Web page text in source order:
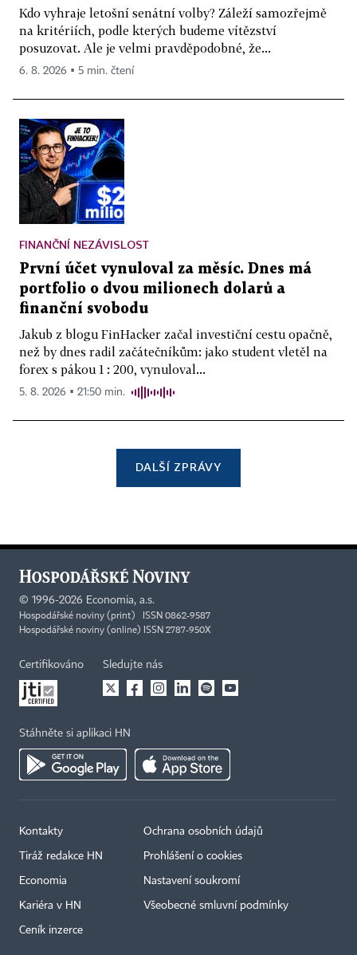
Kdo vyhraje letošní senátní volby? Záleží samozřejmě
na kritériích, podle kterých budeme vítězství
posuzovat. Ale je velmi pravděpodobné, že...
6. 8. 2026 ▪ 5 min. čtení
FINANČNÍ NEZÁVISLOST
První účet vynuloval za měsíc. Dnes má
portfolio o dvou milionech dolarů a
finanční svobodu
Jakub z blogu FinHacker začal investiční cestu opačně,
než by dnes radil začátečníkům: jako student vletěl na
forex s pákou 1 : 200, vynuloval...
5. 8. 2026 ▪ 21:50 min.
DALŠÍ ZPRÁVY
© 1996-2026 Economia, a.s.
Hospodářské noviny (print) ISSN 0862-9587
Hospodářské noviny (online) ISSN 2787-950X
Certifikováno Sledujte nás
Stáhněte si aplikaci HN
Kontakty
Tiráž redakce HN
Economia
Kariéra v HN
Ceník inzerce
Ochrana osobních údajů
Prohlášení o cookies
Nastavení soukromí
Všeobecné smluvní podmínky